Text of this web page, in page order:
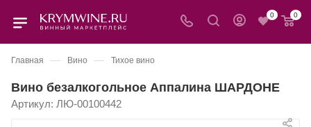
0 0
Главная — Вино — Тихое вино
Вино безалкогольное Аппалина ШАРДОНЕ
Артикул: ЛЮ-00100442